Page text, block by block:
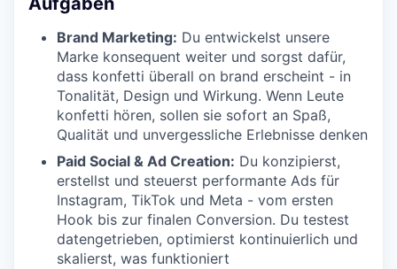
Brand Marketing: Du entwickelst unsere
Marke konsequent weiter und sorgst dafür,
dass konfetti überall on brand erscheint - in
Tonalität, Design und Wirkung. Wenn Leute
konfetti hören, sollen sie sofort an Spaß,
Qualität und unvergessliche Erlebnisse denken
Paid Social & Ad Creation: Du konzipierst,
erstellst und steuerst performante Ads für
Instagram, TikTok und Meta - vom ersten
Hook bis zur finalen Conversion. Du testest
datengetrieben, optimierst kontinuierlich und
skalierst, was funktioniert